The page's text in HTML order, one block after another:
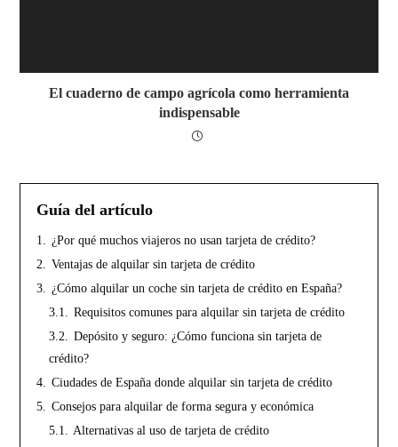
El cuaderno de campo agrícola como herramienta
indispensable
Guía del artículo
1.
¿Por qué muchos viajeros no usan tarjeta de crédito?
2.
Ventajas de alquilar sin tarjeta de crédito
3.
¿Cómo alquilar un coche sin tarjeta de crédito en España?
3.1.
Requisitos comunes para alquilar sin tarjeta de crédito
3.2.
Depósito y seguro: ¿Cómo funciona sin tarjeta de
crédito?
4.
Ciudades de España donde alquilar sin tarjeta de crédito
5.
Consejos para alquilar de forma segura y económica
5.1.
Alternativas al uso de tarjeta de crédito